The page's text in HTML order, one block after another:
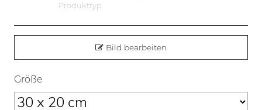
Produkttyp
Bild bearbeiten
Größe